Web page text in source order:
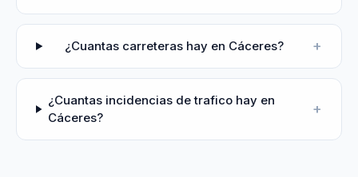
¿Cuantas carreteras hay en Cáceres? +
¿Cuantas incidencias de trafico hay en
Cáceres?
+